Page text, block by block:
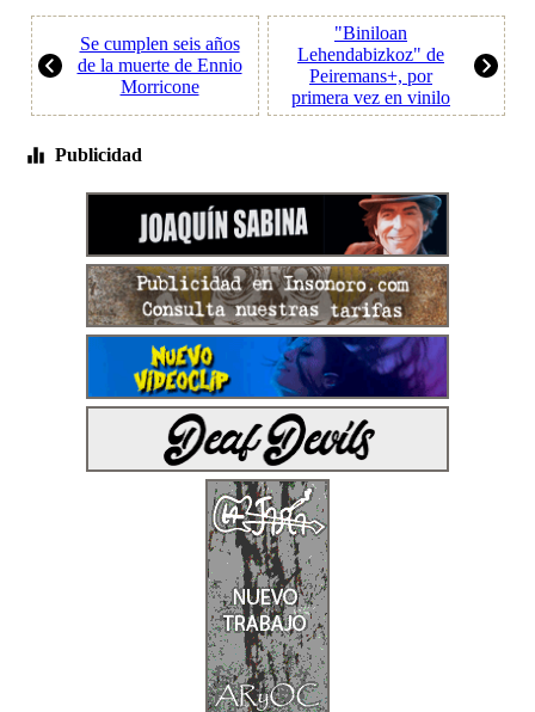
Se cumplen seis años
de la muerte de Ennio
Morricone
"Biniloan
Lehendabizkoz" de
Peiremans+, por
primera vez en vinilo
Publicidad